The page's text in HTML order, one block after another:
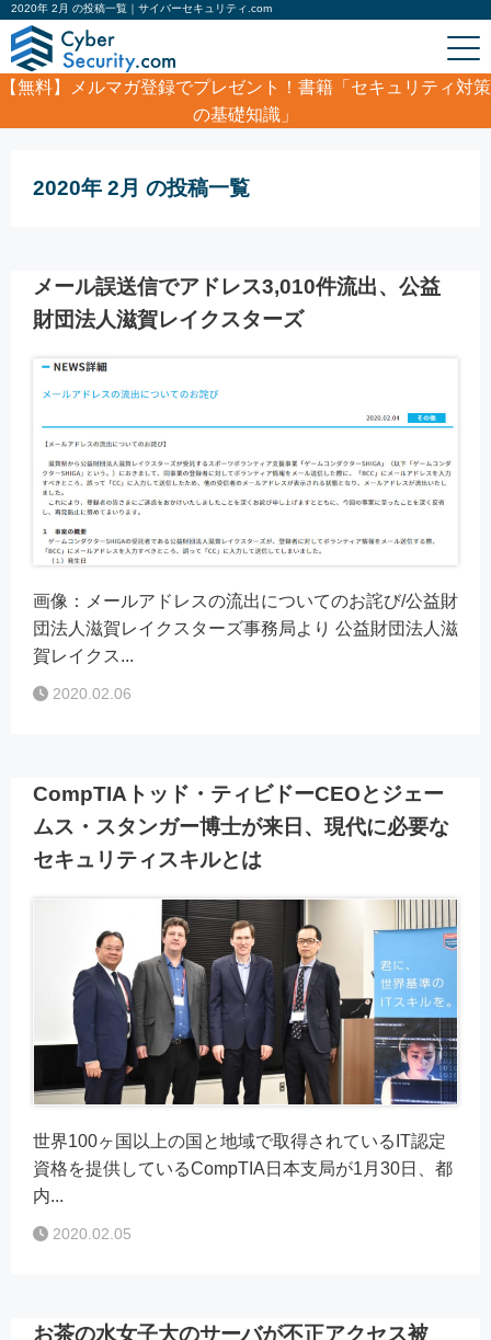
2020年 2月 の投稿一覧｜サイバーセキュリティ.com
【無料】
メルマガ登録でプレゼント！書籍「セキュリティ対策
の基礎知識」
2020年 2月 の投稿一覧
メール誤送信でアドレス3,010件流出、公益
財団法人滋賀レイクスターズ
画像：メールアドレスの流出についてのお詫び/公益財
団法人滋賀レイクスターズ事務局より 公益財団法人滋
賀レイクス...
2020.02.06
CompTIAトッド・ティビドーCEOとジェー
ムス・スタンガー博士が来日、現代に必要な
セキュリティスキルとは
世界100ヶ国以上の国と地域で取得されているIT認定
資格を提供しているCompTIA日本支局が1月30日、都
内...
2020.02.05
お茶の水女子大のサーバが不正アクセス被